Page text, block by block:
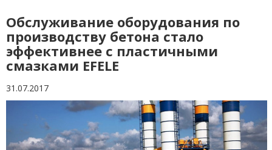
Обслуживание оборудования по
производству бетона стало
эффективнее с пластичными
смазками EFELE
31.07.2017